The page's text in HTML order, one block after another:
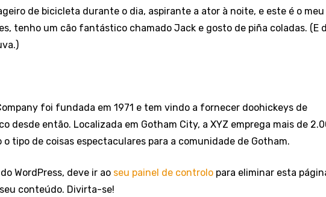
de bicicleta durante o dia, aspirante a ator à noite, e este é o
tenho um cão fantástico chamado Jack e gosto de piña coladas. (E
foi fundada em 1971 e tem vindo a fornecer doohickeys de
desde então. Localizada em Gotham City, a XYZ emprega mais de
o tipo de coisas espectaculares para a comunidade de Gotham.
WordPress, deve ir ao seu painel de controlo para eliminar esta
conteúdo. Divirta-se!